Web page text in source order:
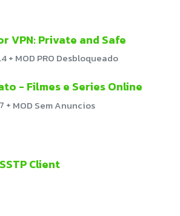
VPN: Private and Safe
+ MOD PRO Desbloqueado
- Filmes e Series Online
+ MOD Sem Anuncios
Client